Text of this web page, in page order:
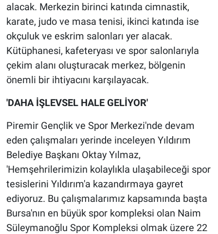
alacak. Merkezin birinci katında cimnastik,
karate, judo ve masa tenisi, ikinci katında ise
okçuluk ve eskrim salonları yer alacak.
Kütüphanesi, kafeteryası ve spor salonlarıyla
çekim alanı oluşturacak merkez, bölgenin
önemli bir ihtiyacını karşılayacak.
'DAHA İŞLEVSEL HALE GELİYOR'
Piremir Gençlik ve Spor Merkezi'nde devam
eden çalışmaları yerinde inceleyen Yıldırım
Belediye Başkanı Oktay Yılmaz,
'Hemşehrilerimizin kolaylıkla ulaşabileceği spor
tesislerini Yıldırım'a kazandırmaya gayret
ediyoruz. Bu çalışmalarımız kapsamında başta
Bursa'nın en büyük spor kompleksi olan Naim
Süleymanoğlu Spor Kompleksi olmak üzere 22